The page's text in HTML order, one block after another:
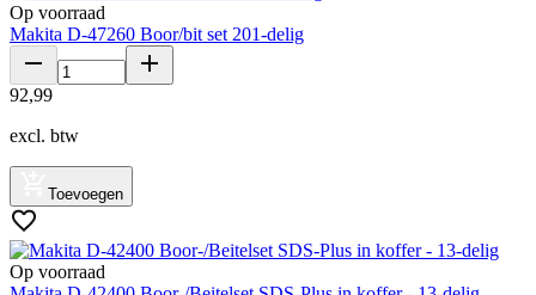
Op voorraad
Makita D-47260 Boor/bit set 201-delig
92,99
excl. btw
Toevoegen
Op voorraad